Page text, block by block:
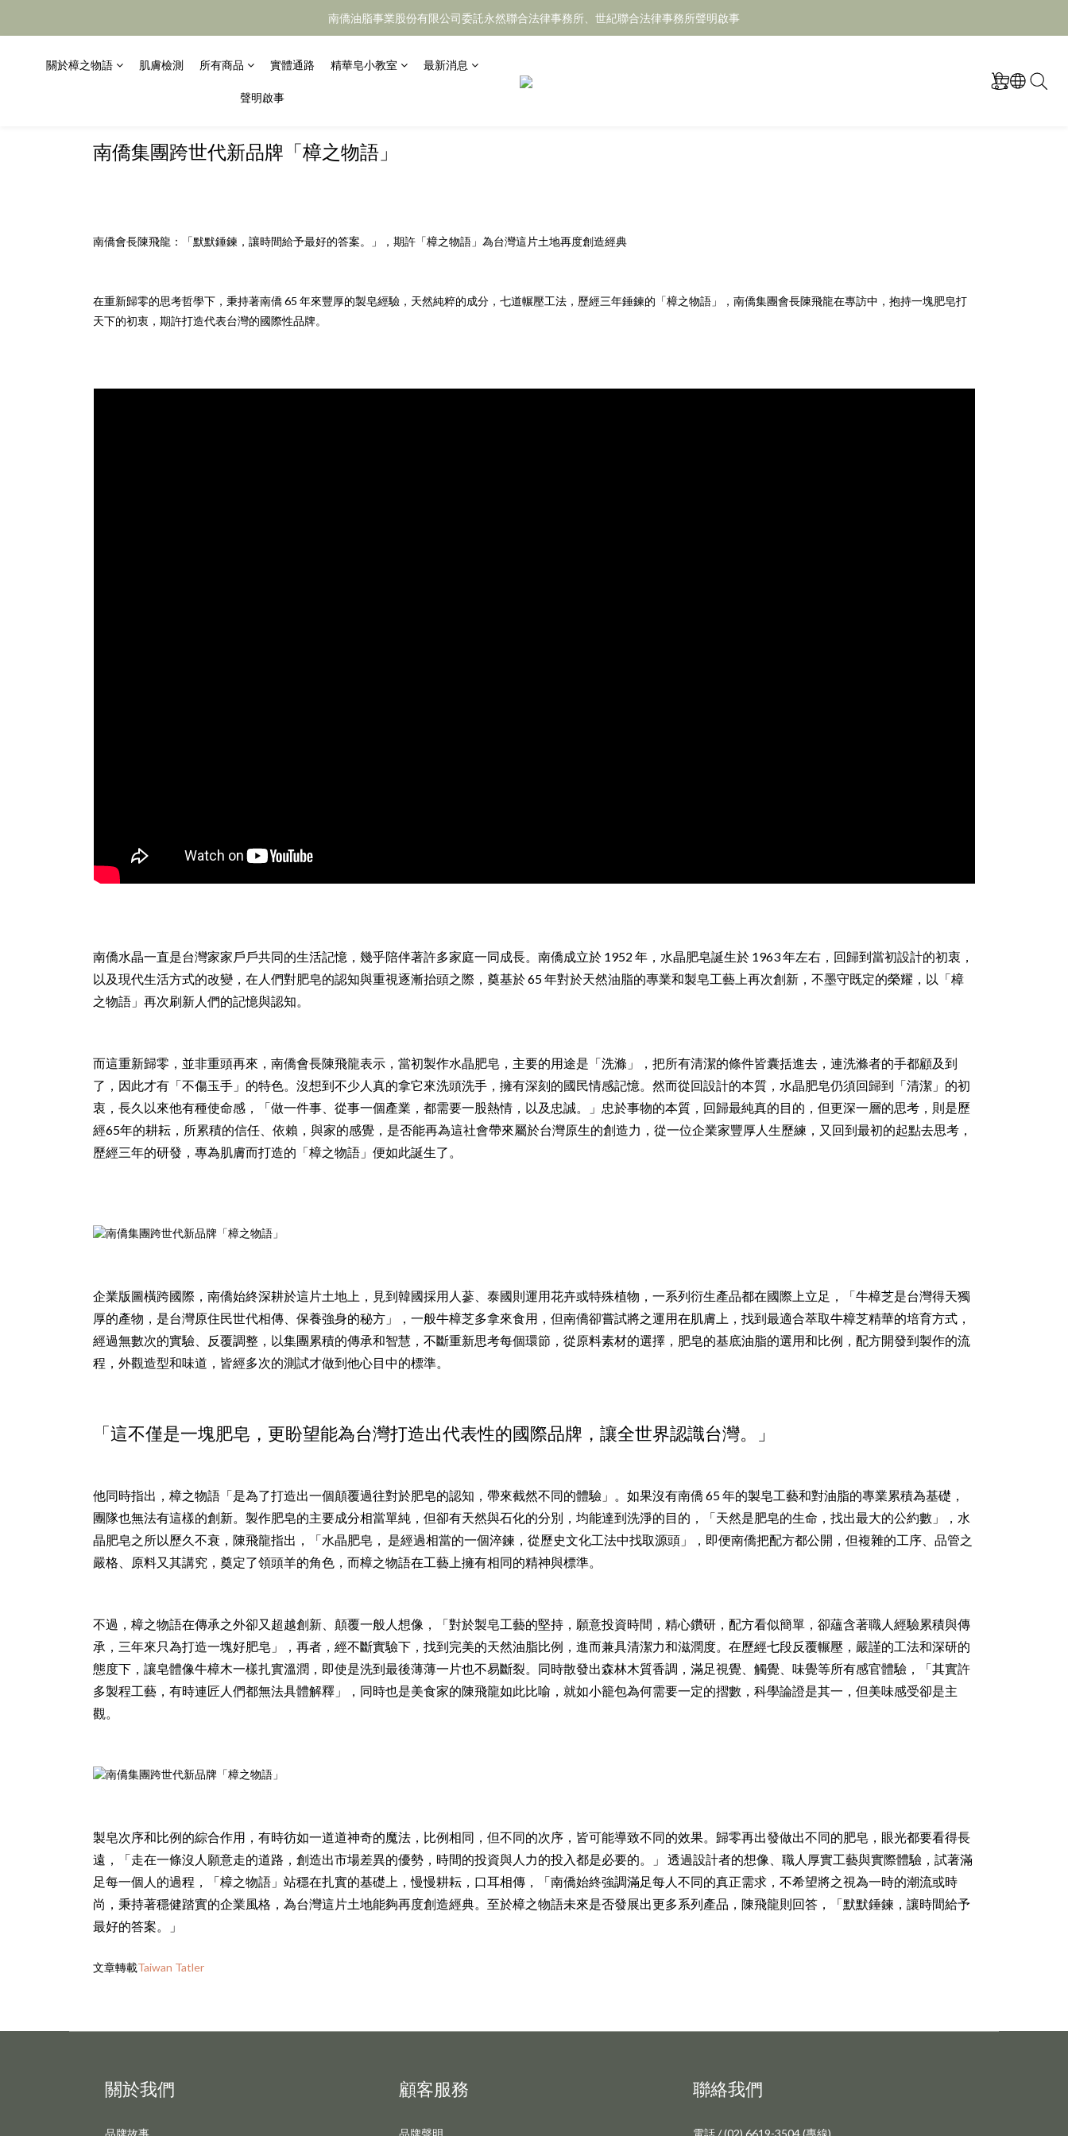
南僑油脂事業股份有限公司委託永然聯合法律事務所、世紀聯合法律事務所聲明啟事
關於樟之物語 肌膚檢測 所有商品 實體通路 精華皂小教室 最新消息
聲明啟事
南僑集團跨世代新品牌「樟之物語」
南僑會長陳飛龍：「默默錘鍊，讓時間給予最好的答案。」，期許「樟之物語」為台灣這片土地再度創造經典
在重新歸零的思考哲學下，秉持著南僑 65 年來豐厚的製皂經驗，天然純粹的成分，七道輾壓工法，歷經三年錘鍊的「樟之物語」，南僑集團會長陳飛龍在專訪中，抱持一塊肥皂打
天下的初衷，期許打造代表台灣的國際性品牌。
南僑水晶一直是台灣家家戶戶共同的生活記憶，幾乎陪伴著許多家庭一同成長。南僑成立於 1952 年，水晶肥皂誕生於 1963 年左右，回歸到當初設計的初衷，
以及現代生活方式的改變，在人們對肥皂的認知與重視逐漸抬頭之際，奠基於 65 年對於天然油脂的專業和製皂工藝上再次創新，不墨守既定的榮耀，以「樟
之物語」再次刷新人們的記憶與認知。
而這重新歸零，並非重頭再來，南僑會長陳飛龍表示，當初製作水晶肥皂，主要的用途是「洗滌」，把所有清潔的條件皆囊括進去，連洗滌者的手都顧及到
了，因此才有「不傷玉手」的特色。沒想到不少人真的拿它來洗頭洗手，擁有深刻的國民情感記憶。然而從回設計的本質，水晶肥皂仍須回歸到「清潔」的初
衷，長久以來他有種使命感，「做一件事、從事一個產業，都需要一股熱情，以及忠誠。」忠於事物的本質，回歸最純真的目的，但更深一層的思考，則是歷
經65年的耕耘，所累積的信任、依賴，與家的感覺，是否能再為這社會帶來屬於台灣原生的創造力，從一位企業家豐厚人生歷練，又回到最初的起點去思考，
歷經三年的研發，專為肌膚而打造的「樟之物語」便如此誕生了。
企業版圖橫跨國際，南僑始終深耕於這片土地上，見到韓國採用人蔘、泰國則運用花卉或特殊植物，一系列衍生產品都在國際上立足，「牛樟芝是台灣得天獨
厚的產物，是台灣原住民世代相傳、保養強身的秘方」，一般牛樟芝多拿來食用，但南僑卻嘗試將之運用在肌膚上，找到最適合萃取牛樟芝精華的培育方式，
經過無數次的實驗、反覆調整，以集團累積的傳承和智慧，不斷重新思考每個環節，從原料素材的選擇，肥皂的基底油脂的選用和比例，配方開發到製作的流
程，外觀造型和味道，皆經多次的測試才做到他心目中的標準。
「這不僅是一塊肥皂，更盼望能為台灣打造出代表性的國際品牌，讓全世界認識台灣。」
他同時指出，樟之物語「是為了打造出一個顛覆過往對於肥皂的認知，帶來截然不同的體驗」。如果沒有南僑 65 年的製皂工藝和對油脂的專業累積為基礎，
團隊也無法有這樣的創新。製作肥皂的主要成分相當單純，但卻有天然與石化的分別，均能達到洗淨的目的，「天然是肥皂的生命，找出最大的公約數」，水
晶肥皂之所以歷久不衰，陳飛龍指出，「水晶肥皂， 是經過相當的一個淬鍊，從歷史文化工法中找取源頭」，即便南僑把配方都公開，但複雜的工序、品管之
嚴格、原料又其講究，奠定了領頭羊的角色，而樟之物語在工藝上擁有相同的精神與標準。
不過，樟之物語在傳承之外卻又超越創新、顛覆一般人想像，「對於製皂工藝的堅持，願意投資時間，精心鑽研，配方看似簡單，卻蘊含著職人經驗累積與傳
承，三年來只為打造一塊好肥皂」，再者，經不斷實驗下，找到完美的天然油脂比例，進而兼具清潔力和滋潤度。在歷經七段反覆輾壓，嚴謹的工法和深研的
態度下，讓皂體像牛樟木一樣扎實溫潤，即使是洗到最後薄薄一片也不易斷裂。同時散發出森林木質香調，滿足視覺、觸覺、味覺等所有感官體驗，「其實許
多製程工藝，有時連匠人們都無法具體解釋」，同時也是美食家的陳飛龍如此比喻，就如小籠包為何需要一定的摺數，科學論證是其一，但美味感受卻是主
觀。
製皂次序和比例的綜合作用，有時彷如一道道神奇的魔法，比例相同，但不同的次序，皆可能導致不同的效果。歸零再出發做出不同的肥皂，眼光都要看得長
遠，「走在一條沒人願意走的道路，創造出市場差異的優勢，時間的投資與人力的投入都是必要的。」 透過設計者的想像、職人厚實工藝與實際體驗，試著滿
足每一個人的過程，「樟之物語」站穩在扎實的基礎上，慢慢耕耘，口耳相傳，「南僑始終強調滿足每人不同的真正需求，不希望將之視為一時的潮流或時
尚，秉持著穩健踏實的企業風格，為台灣這片土地能夠再度創造經典。至於樟之物語未來是否發展出更多系列產品，陳飛龍則回答，「默默錘鍊，讓時間給予
最好的答案。」
文章轉載Taiwan Tatler
關於我們
品牌故事
顧客服務
品牌聲明
聯絡我們
電話 / (02) 6619-3504 (專線)